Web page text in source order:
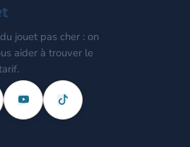
jouet pas cher : on
aider à trouver le